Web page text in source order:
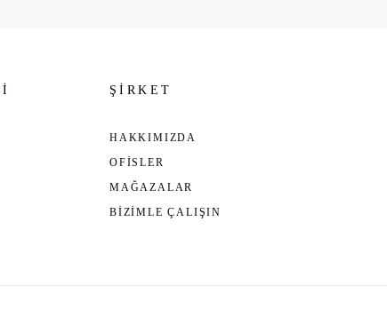
ŞİRKET
HAKKIMIZDA
OFİSLER
MAĞAZALAR
BİZİMLE ÇALIŞIN